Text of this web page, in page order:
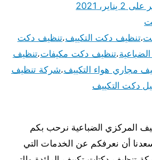
على 2 يناير، 2021
،تنظيف دكت التكييف،تنظيف دكت
،تنظيف دكت مكيفات،تنظيف
مجاري هواء التكييف،شركة تنظيف
دكت التكييف
المركزي الضباعية نرحب بكم
أن نعرفكم عن الخدمات التي